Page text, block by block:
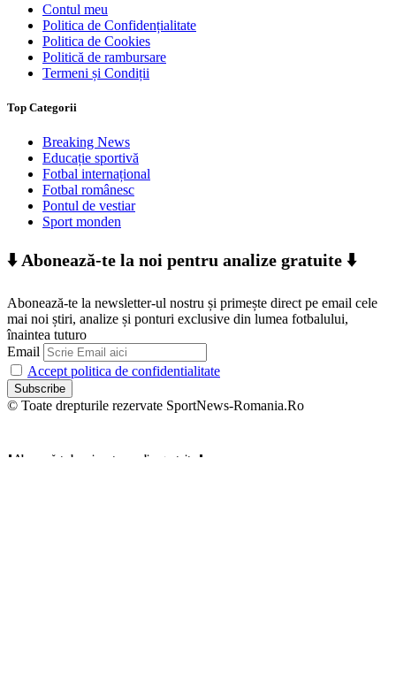
Contul meu
Politica de Confidențialitate
Politica de Cookies
Politică de rambursare
Termeni și Condiții
Top Categorii
Breaking News
Educație sportivă
Fotbal internațional
Fotbal românesc
Pontul de vestiar
Sport monden
⬇️ Abonează-te la noi pentru analize gratuite ⬇️
Abonează-te la newsletter-ul nostru și primește direct pe email cele
mai noi știri, analize și ponturi exclusive din lumea fotbalului,
înaintea tuturo
Email
Accept politica de confidentialitate
© Toate drepturile rezervate SportNews-Romania.Ro
⬇️ Abonează-te la noi pentru analize gratuite ⬇️